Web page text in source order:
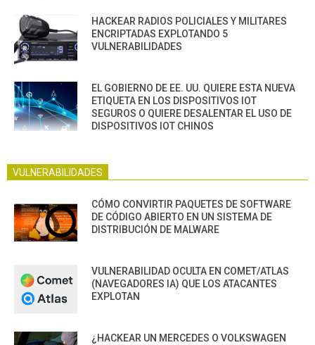
HACKEAR RADIOS POLICIALES Y MILITARES
ENCRIPTADAS EXPLOTANDO 5
VULNERABILIDADES
EL GOBIERNO DE EE. UU. QUIERE ESTA NUEVA
ETIQUETA EN LOS DISPOSITIVOS IOT
SEGUROS O QUIERE DESALENTAR EL USO DE
DISPOSITIVOS IOT CHINOS
VULNERABILIDADES
CÓMO CONVIRTIR PAQUETES DE SOFTWARE
DE CÓDIGO ABIERTO EN UN SISTEMA DE
DISTRIBUCIÓN DE MALWARE
VULNERABILIDAD OCULTA EN COMET/ATLAS
(NAVEGADORES IA) QUE LOS ATACANTES
EXPLOTAN
¿HACKEAR UN MERCEDES O VOLKSWAGEN